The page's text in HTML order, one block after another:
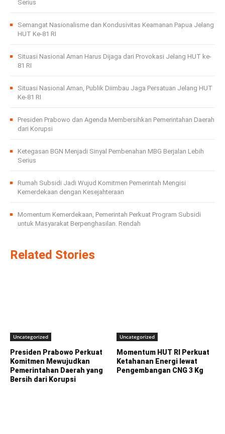
Serius
Semangat Nasionalisme dan Kondusivitas Keamanan Papua Jelang
HUT Ke-81 RI
Situasi Nasional Aman Harus Dijaga dari Provokasi Jelang HUT ke-
81 RI
Situasi Nasional Aman, Publik Diimbau Jaga Persatuan Jelang HUT
Ke-81 RI
Presiden Prabowo dan Agenda Membersihkan Pemerintahan Daerah
dari Korupsi
Ketegasan BGN Menjadi Sinyal Pembenahan MBG Berjalan Lebih
Serius
Rumah Subsidi Jadi Wujud Komitmen Pemerintah Mengisi
Kemerdekaan dengan Kesejahteraan
Momentum Kemerdekaan, Pemerintah Perkuat Program Subsidi
untuk Masyarakat Berpenghasilan. Rendah
Related Stories
Uncategorized
Presiden Prabowo Perkuat
Komitmen Mewujudkan
Pemerintahan Daerah yang
Bersih dari Korupsi
Uncategorized
Momentum HUT RI Perkuat
Ketahanan Energi lewat
Pengembangan CNG 3 Kg